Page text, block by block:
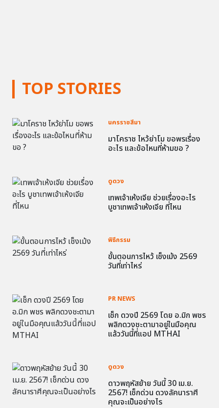
TOP STORIES
นครราชสีมา
มาโคราช ไหว้ย่าโม ขอพรเรื่อง
อะไร และข้อไหนที่ห้ามขอ ?
ดูดวง
เทพเจ้าเห้งเจีย ช่วยเรื่องอะไร
บูชาเทพเจ้าเห้งเจีย ที่ไหน
พิธีกรรม
ขั้นตอนการไหว้ เช็งเม้ง 2569
วันที่เท่าไหร่
PR NEWS
เช็ก ดวงปี 2569 โดย อ.มิก พชร
พลิกดวงชะตามาอยู่ในมือคุณ
แล้ววันนี้ที่แอป MTHAI
ดูดวง
ดาวพฤหัสย้าย วันนี้ 30 เม.ย.
2567! เช็กด่วน ดวงลัคนาราศี
คุณจะเป็นอย่างไร